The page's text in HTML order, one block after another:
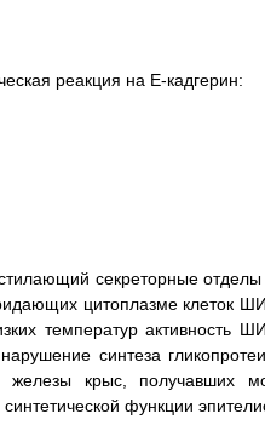
реакция на Е-кадгерин:
секреторные
цитоплазме клеток
температур активность
синтеза
железы крыс, получавших
функции